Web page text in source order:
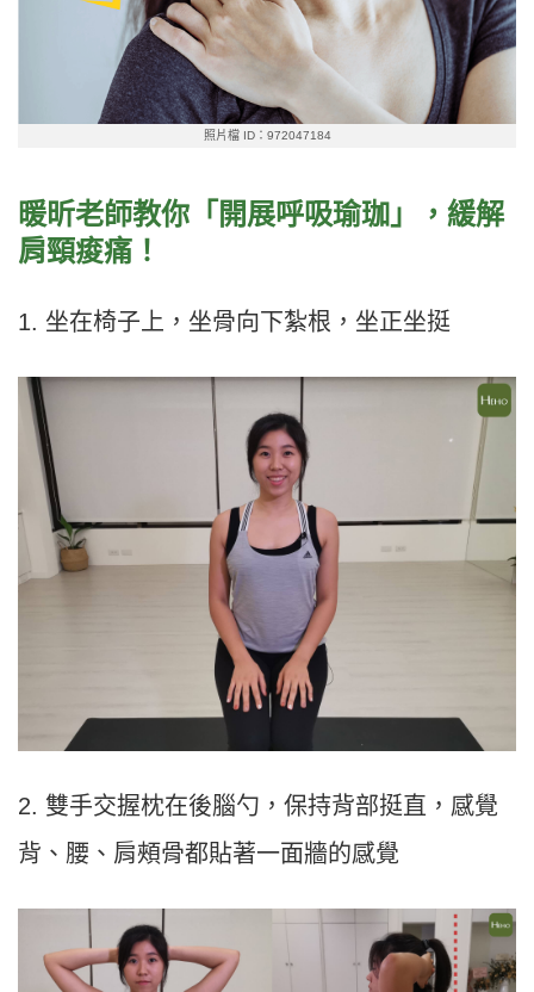
照片檔 ID：972047184
暖昕老師教你「開展呼吸瑜珈」，緩解
肩頸痠痛 ！
1. 坐在椅子上，坐骨向下紮根，坐正坐挺
2. 雙手交握枕在後腦勺，保持背部挺直，感覺
背、腰、肩頰骨都貼著一面牆的感覺